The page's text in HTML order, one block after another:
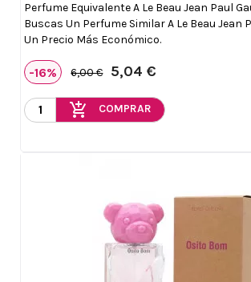
Perfume Equivalente A Le Beau Jean Paul
Buscas Un Perfume Similar A Le Beau Jean
Un Precio Más Económico.
-16% 6,00 € 5,04 €
add_shopping_cart COMPRAR